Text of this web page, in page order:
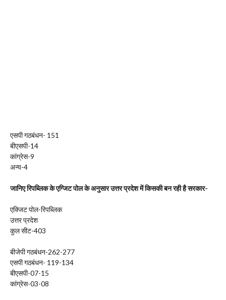
एसपी गठबंधन- 151
बीएसपी-14
कांग्रेस-9
अन्य-4
जानिए रिपब्लिक के एग्जिट पोल के अनुसार उत्तर प्रदेश में किसकी बन रही है सरकार-
एक्जिट पोल-रिपब्लिक
उत्तर प्रदेश
कुल सीट-403
बीजेपी गठबंधन-262-277
एसपी गठबंधन- 119-134
बीएसपी-07-15
कांग्रेस-03-08